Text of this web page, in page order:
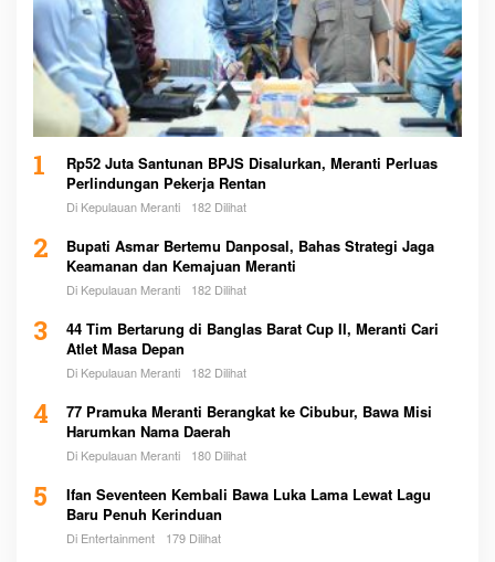
1
Rp52 Juta Santunan BPJS Disalurkan, Meranti Perluas
Perlindungan Pekerja Rentan
Di Kepulauan Meranti 182 Dilihat
2
Bupati Asmar Bertemu Danposal, Bahas Strategi Jaga
Keamanan dan Kemajuan Meranti
Di Kepulauan Meranti 182 Dilihat
3
44 Tim Bertarung di Banglas Barat Cup II, Meranti Cari
Atlet Masa Depan
Di Kepulauan Meranti 182 Dilihat
4
77 Pramuka Meranti Berangkat ke Cibubur, Bawa Misi
Harumkan Nama Daerah
Di Kepulauan Meranti 180 Dilihat
5
Ifan Seventeen Kembali Bawa Luka Lama Lewat Lagu
Baru Penuh Kerinduan
Di Entertainment 179 Dilihat